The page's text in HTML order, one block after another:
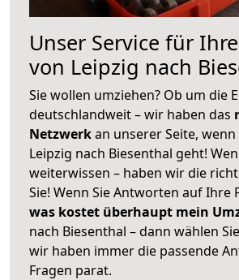
Unser Service für
von Leipzig nach
Sie wollen umziehen? Ob um die
deutschlandweit – wir haben das
Netzwerkan unserer Seite,
Leipzig nach Biesenthal geht!
weiterwissen – haben wir die
Sie! Wenn Sie Antworten auf Ihre
was kostet überhaupt mein
nach Biesenthal – dann wählen
wir haben immer die passende
Fragen parat.